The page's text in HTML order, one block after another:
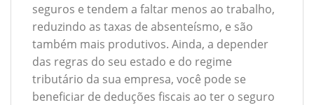
seguros e tendem a faltar menos ao trabalho,
reduzindo as taxas de absenteísmo, e são
também mais produtivos. Ainda, a depender
das regras do seu estado e do regime
tributário da sua empresa, você pode se
beneficiar de deduções fiscais ao ter o seguro